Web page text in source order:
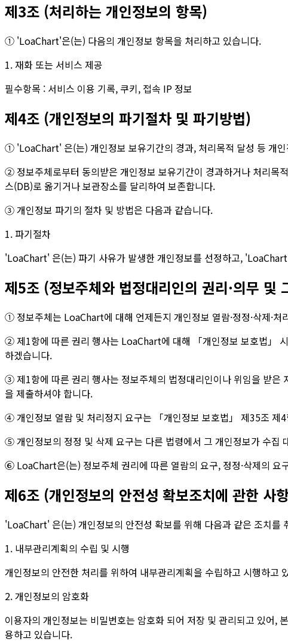
제3조 (처리하는 개인정보의 항목)
① 'LoaChart'은(는) 다음의 개인정보 항목을 처리하고 있습니다.
1. 재화 또는 서비스 제공
필수항목 : 서비스 이용 기록, 쿠키, 접속 IP 정보
제4조 (개인정보의 파기절차 및 파기방법)
① 'LoaChart' 은(는) 개인정보 보유기간의 경과, 처리목적 달성 등 개
② 정보주체로부터 동의받은 개인정보 보유기간이 경과하거나 처리목
스(DB)로 옮기거나 보관장소를 달리하여 보존합니다.
③ 개인정보 파기의 절차 및 방법은 다음과 같습니다.
1. 파기절차
'LoaChart' 은(는) 파기 사유가 발생한 개인정보를 선정하고,
제5조 (정보주체와 법정대리인의 권리·의무 및
① 정보주체는 LoaChart에 대해 언제든지 개인정보 열람·정정·삭제·
② 제1항에 따른 권리 행사는 LoaChart에 대해 「개인정보 보호법」
하겠습니다.
③ 제1항에 따른 권리 행사는 정보주체의 법정대리인이나 위임을 받은
을 제출하셔야 합니다.
④ 개인정보 열람 및 처리정지 요구는 「개인정보 보호법」 제35조 제
⑤ 개인정보의 정정 및 삭제 요구는 다른 법령에서 그 개인정보가 수집
⑥ LoaChart은(는) 정보주체 권리에 따른 열람의 요구, 정정·삭제의 요
제6조 (개인정보의 안전성 확보조치에 관한 사
'LoaChart' 은(는) 개인정보의 안전성 확보를 위해 다음과 같은 조치를
1. 내부관리계획의 수립 및 시행
개인정보의 안전한 처리를 위하여 내부관리계획을 수립하고 시행하고
2. 개인정보의 암호화
이용자의 개인정보는 비밀번호는 암호화 되어 저장 및 관리되고 있어,
용하고 있습니다.